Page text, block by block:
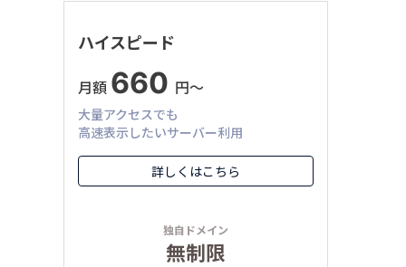
ハイスピード
月額 660 円〜
大量アクセスでも
高速表示したいサーバー利用
詳しくはこちら
独自ドメイン
無制限